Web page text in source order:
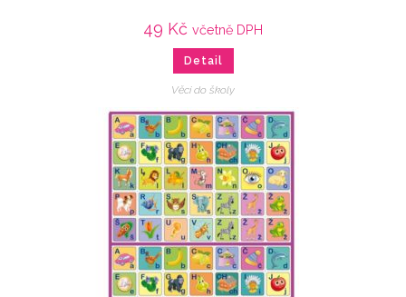
49 Kč včetně DPH
Detail
Věci do školy